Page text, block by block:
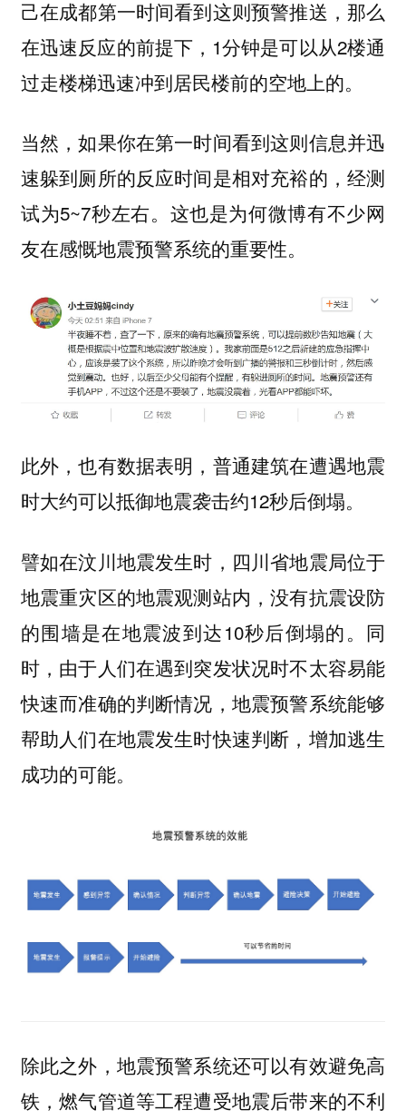
己在成都第一时间看到这则预警推送，那么
在迅速反应的前提下，1分钟是可以从2楼通
过走楼梯迅速冲到居民楼前的空地上的。
当然，如果你在第一时间看到这则信息并迅
速躲到厕所的反应时间是相对充裕的，经测
试为5~7秒左右。这也是为何微博有不少网
友在感慨地震预警系统的重要性。
此外，也有数据表明，普通建筑在遭遇地震
时大约可以抵御地震袭击约12秒后倒塌。
譬如在汶川地震发生时，四川省地震局位于
地震重灾区的地震观测站内，没有抗震设防
的围墙是在地震波到达10秒后倒塌的。同
时，由于人们在遇到突发状况时不太容易能
快速而准确的判断情况，地震预警系统能够
帮助人们在地震发生时快速判断，增加逃生
成功的可能。
除此之外，地震预警系统还可以有效避免高
铁，燃气管道等工程遭受地震后带来的不利